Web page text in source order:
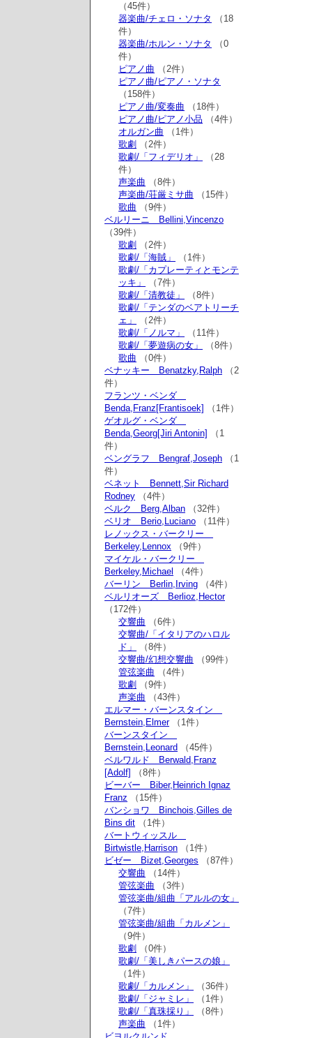
（45件）
器楽曲/チェロ・ソナタ
（18
件）
器楽曲/ホルン・ソナタ
（0
件）
ピアノ曲 （2件）
ピアノ曲/ピアノ・ソナタ
（158件）
ピアノ曲/変奏曲 （18件）
ピアノ曲/ピアノ小品 （4件）
オルガン曲 （1件）
歌劇
（2件）
歌劇/「フィデリオ」
（28
件）
声楽曲 （8件）
声楽曲/荘厳ミサ曲 （15件）
歌曲 （9件）
ベルリーニ Bellini,Vincenzo
（39件）
歌劇
（2件）
歌劇/「海賊」
（1件）
歌劇/「カプレーティとモンテ
ッキ」
（7件）
歌劇/「清教徒」
（8件）
歌劇/「テンダのベアトリーチ
ェ」
（2件）
歌劇/「ノルマ」
（11件）
歌劇/「夢遊病の女」
（8件）
歌曲 （0件）
ベナッキー Benatzky,Ralph （2
件）
フランツ・ベンダ
Benda,Franz[Frantisoek]
（1件）
ゲオルグ・ベンダ
Benda,Georg[Jiri Antonin]
（1
件）
ベングラフ Bengraf,Joseph （1
件）
ベネット Bennett,Sir Richard
Rodney （4件）
ベルク Berg,Alban （32件）
ベリオ Berio,Luciano （11件）
レノックス・バークリー
Berkeley,Lennox （9件）
マイケル・バークリー
Berkeley,Michael
（4件）
バーリン Berlin,Irving （4件）
ベルリオーズ Berlioz,Hector
（172件）
交響曲 （6件）
交響曲/「イタリアのハロル
ド」
（8件）
交響曲/幻想交響曲 （99件）
管弦楽曲 （4件）
歌劇
（9件）
声楽曲 （43件）
エルマー・バーンスタイン
Bernstein,Elmer（1件）
バーンスタイン
Bernstein,Leonard （45件）
ベルワルド Berwald,Franz
[Adolf]
（8件）
ビーバー Biber,Heinrich Ignaz
Franz （15件）
バンショワ Binchois,Gilles de
Bins dit （1件）
バートウィッスル
Birtwistle,Harrison （1件）
ビゼー Bizet,Georges （87件）
交響曲 （14件）
管弦楽曲 （3件）
管弦楽曲/組曲「アルルの女」
（7件）
管弦楽曲/組曲「カルメン」
（9件）
歌劇
（0件）
歌劇/「美しきパースの娘」
（1件）
歌劇/「カルメン」
（36件）
歌劇/「ジャミレ」
（1件）
歌劇/「真珠採り」
（8件）
声楽曲 （1件）